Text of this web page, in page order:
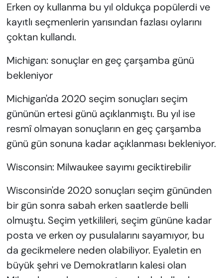
Erken oy kullanma bu yıl oldukça popülerdi ve
kayıtlı seçmenlerin yarısından fazlası oylarını
çoktan kullandı.
Michigan: sonuçlar en geç çarşamba günü
bekleniyor
Michigan'da 2020 seçim sonuçları seçim
gününün ertesi günü açıklanmıştı. Bu yıl ise
resmî olmayan sonuçların en geç çarşamba
günü gün sonuna kadar açıklanması bekleniyor.
Wisconsin: Milwaukee sayımı geciktirebilir
Wisconsin'de 2020 sonuçları seçim gününden
bir gün sonra sabah erken saatlerde belli
olmuştu. Seçim yetkilileri, seçim gününe kadar
posta ve erken oy pusulalarını sayamıyor, bu
da gecikmelere neden olabiliyor. Eyaletin en
büyük şehri ve Demokratların kalesi olan